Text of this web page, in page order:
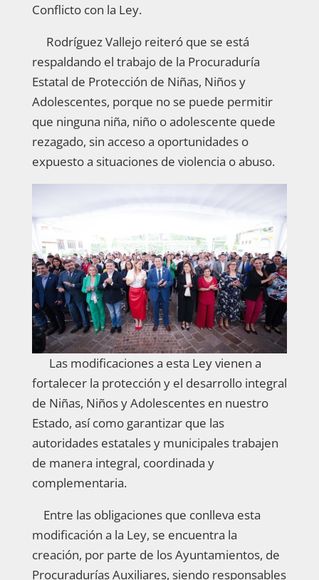
Conflicto con la Ley.
Rodríguez Vallejo reiteró que se está
respaldando el trabajo de la Procuraduría
Estatal de Protección de Niñas, Niños y
Adolescentes, porque no se puede permitir
que ninguna niña, niño o adolescente quede
rezagado, sin acceso a oportunidades o
expuesto a situaciones de violencia o abuso.
Las modificaciones a esta Ley vienen a
fortalecer la protección y el desarrollo integral
de Niñas, Niños y Adolescentes en nuestro
Estado, así como garantizar que las
autoridades estatales y municipales trabajen
de manera integral, coordinada y
complementaria.
Entre las obligaciones que conlleva esta
modificación a la Ley, se encuentra la
creación, por parte de los Ayuntamientos, de
Procuradurías Auxiliares, siendo responsables